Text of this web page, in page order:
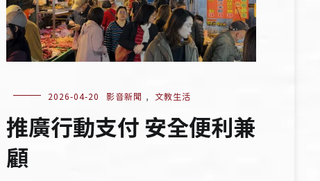
2026-04-20 影音新聞 , 文教生活
推廣行動支付 安全便利兼
顧